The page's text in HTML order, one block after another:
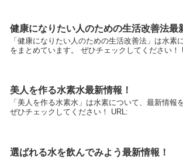
健康になりたい人のための生活改善法最
「健康になりたい人のための生活改善法」は水素
をまとめています。 ぜひチェックしてください
美人を作る水素水最新情報！
「美人を作る水素水」は水素について、最新情報
ぜひチェックしてください！ URL:
選ばれる水を飲んでみよう最新情報！